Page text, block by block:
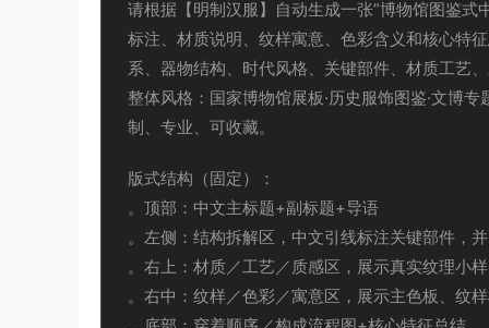
请根据【明制汉服】自动生成一张”博物馆图鉴
标注、材质说明、纹样寓意、色彩含义和核心特
系、器物结构、时代风格、关键部件、材质工艺
整体风格：国家博物馆展板·历史服饰图鉴·文博
制、专业、可收藏。
版式结构（固定）：
。顶部：中文主标题+副标题+导语
。左侧：结构拆解区，中文引线标注关键部件，
。右上：材质／工艺／质感区，展示真实纹理小
。右中：纹样／色彩／寓意区，展示主色板、纹